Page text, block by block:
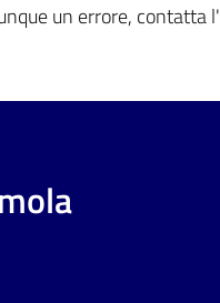
un errore, contatta l'